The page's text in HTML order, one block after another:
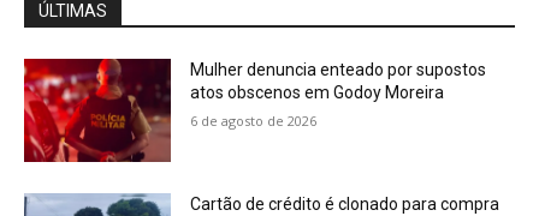
ÚLTIMAS
Mulher denuncia enteado por supostos
atos obscenos em Godoy Moreira
6 de agosto de 2026
Cartão de crédito é clonado para compra